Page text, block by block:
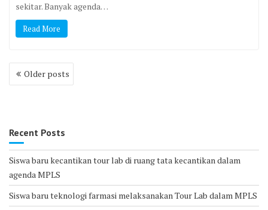
sekitar. Banyak agenda…
Read More
Posts
navigation
Older posts
Recent Posts
Siswa baru kecantikan tour lab di ruang tata kecantikan dalam
agenda MPLS
Siswa baru teknologi farmasi melaksanakan Tour Lab dalam MPLS